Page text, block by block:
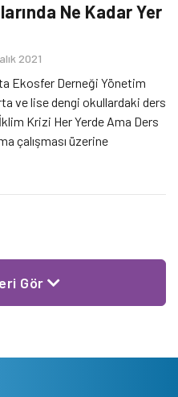
Ne Kadar Yer
2021
Ekosfer Derneği Yönetim
ve lise dengi okullardaki ders
Krizi Her Yerde Ama Ders
çalışması üzerine
Gör